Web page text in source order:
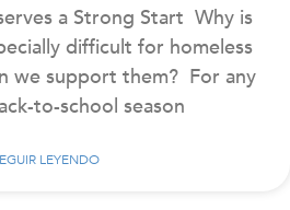
a Strong Start Why is
difficult for homeless
we support them? For any
to-school season
LEYENDO